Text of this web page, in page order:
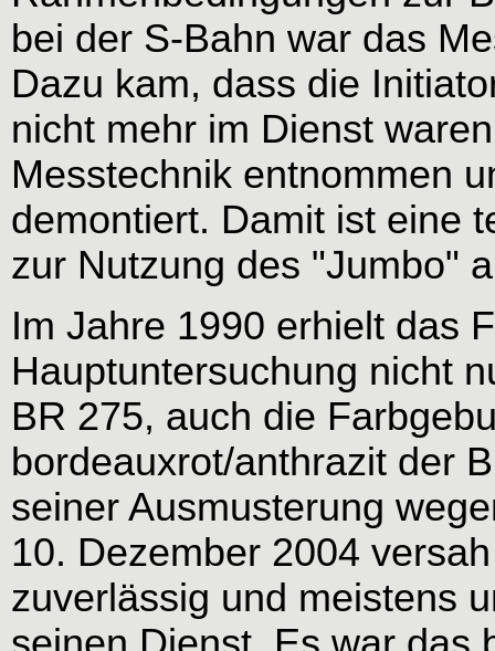
bei der S-Bahn war das
Dazu kam, dass die
nicht mehr im Dienst
Messtechnik entnommen
demontiert. Damit ist eine
zur Nutzung des "Jumbo"
Im Jahre 1990 erhielt das
Hauptuntersuchung nicht
BR 275, auch die
bordeauxrot/anthrazit der
seiner Ausmusterung
10. Dezember 2004
zuverlässig und meistens